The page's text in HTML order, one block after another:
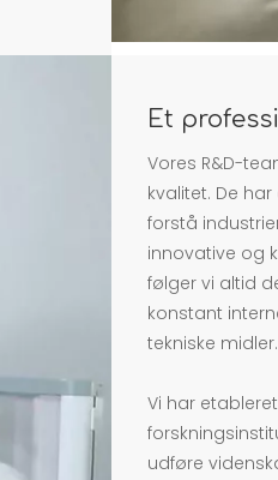
Et
Vores R&D-
kvalitet. De
forstå
innovative og
følger vi altid
konstant
tekniske midler.
Vi har
udføre